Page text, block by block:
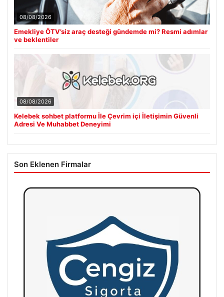
08/08/2026
Emekliye ÖTV’siz araç desteği gündemde mi? Resmi adımlar
ve beklentiler
08/08/2026
Kelebek sohbet platformu İle Çevrim içi İletişimin Güvenli
Adresi Ve Muhabbet Deneyimi
Son Eklenen Firmalar